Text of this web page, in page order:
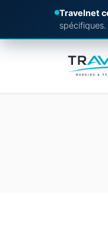
Travelnet
spécifiques.